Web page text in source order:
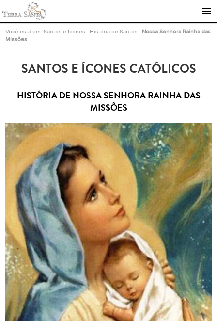
Ir para a página inicial
Você está em:Santos e Ícones História de Santos
Nossa Senhora Rainha das
Missões
SANTOS E ÍCONES CATÓLICOS
HISTÓRIA DE NOSSA SENHORA RAINHA DAS
MISSÕES